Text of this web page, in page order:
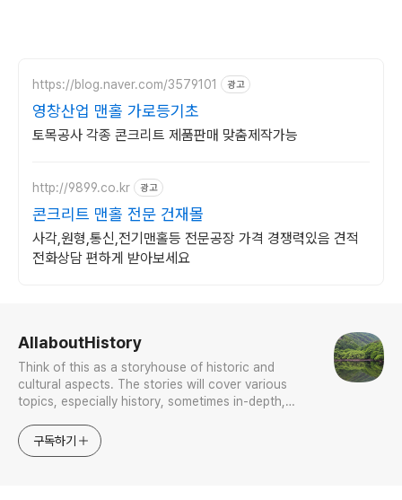
https://blog.naver.com/3579101 광고
영창산업 맨홀 가로등기초
토목공사 각종 콘크리트 제품판매 맞춤제작가능
http://9899.co.kr 광고
콘크리트 맨홀 전문 건재몰
사각,원형,통신,전기맨홀등 전문공장 가격 경쟁력있음 견적
전화상담 편하게 받아보세요
AllaboutHistory
Think of this as a storyhouse of historic and
cultural aspects. The stories will cover various
topics, especially history, sometimes in-depth,
approach will be to resist any common sense or
generalized viewpoint
구독하기